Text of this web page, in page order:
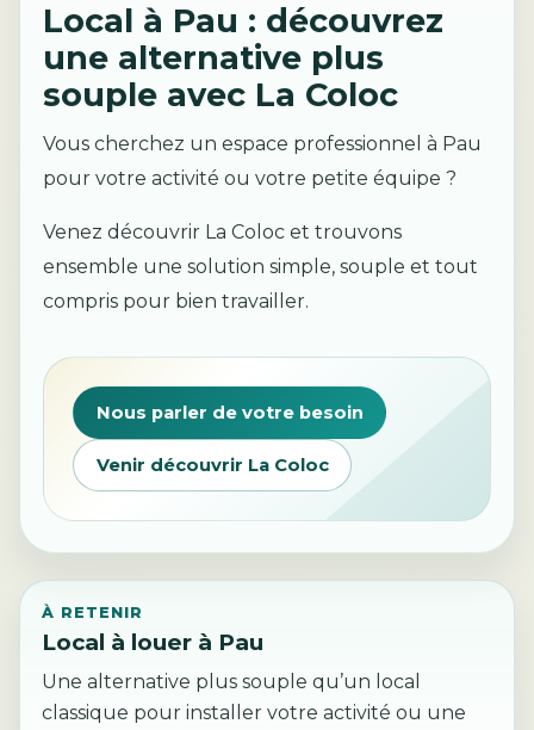
Local à Pau : découvrez
une alternative plus
souple avec La Coloc
Vous cherchez un espace professionnel à Pau
pour votre activité ou votre petite équipe ?
Venez découvrir La Coloc et trouvons
ensemble une solution simple, souple et tout
compris pour bien travailler.
Nous parler de votre besoin
Venir découvrir La Coloc
À RETENIR
Local à louer à Pau
Une alternative plus souple qu’un local
classique pour installer votre activité ou une